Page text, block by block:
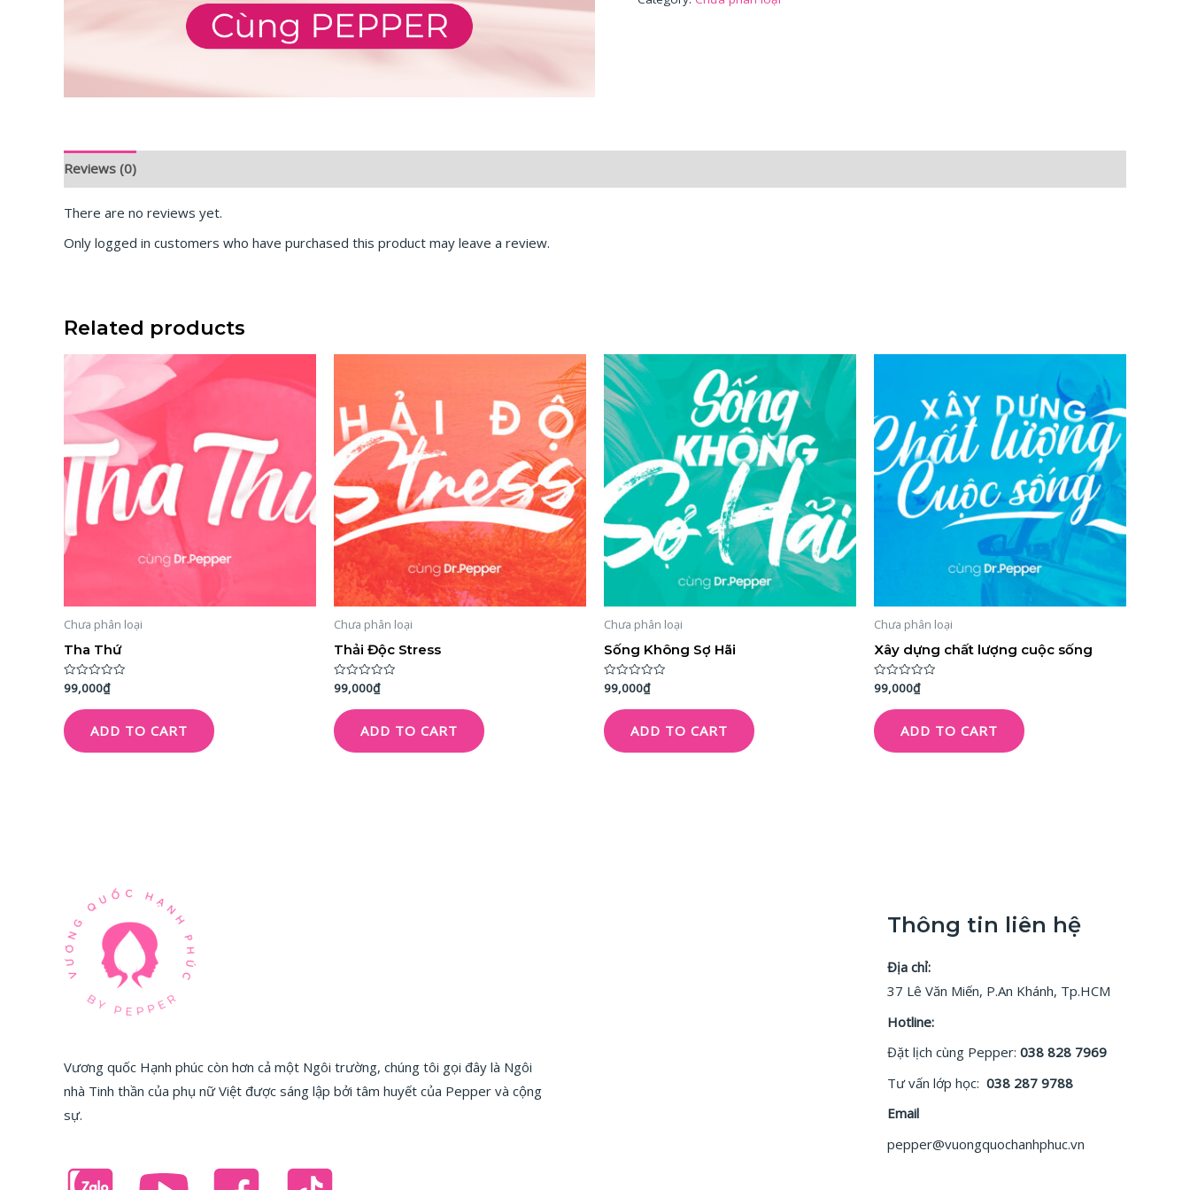
Reviews (0)
There are no reviews yet.
Only logged in customers who have purchased this product may leave a review.
Related products
Chưa phân loại
Tha Thứ
Rated
of
5
99,000₫
ADD TO CART
Chưa phân loại
Thải Độc Stress
Rated
of
5
99,000₫
ADD TO CART
Chưa phân loại
Sống Không Sợ Hãi
Rated
of
5
99,000₫
ADD TO CART
Chưa phân loại
Xây dựng chất lượng cuộc sống
Rated
of
5
99,000₫
ADD TO CART
Vương quốc Hạnh phúc còn hơn cả một Ngôi trường, chúng tôi gọi đây là Ngôi
nhà Tinh thần của phụ nữ Việt được sáng lập bởi tâm huyết của Pepper và cộng
sự.
Thông tin liên hệ
Địa chỉ:
37 Lê Văn Miến, P.An Khánh, Tp.HCM
Hotline:
Đặt lịch cùng Pepper: 038 828 7969
Tư vấn lớp học: 038 287 9788
Email
pepper@vuongquochanhphuc.vn